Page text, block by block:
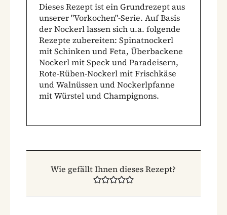
Dieses Rezept ist ein Grundrezept aus
unserer "Vorkochen"-Serie. Auf Basis
der Nockerl lassen sich u.a. folgende
Rezepte zubereiten: Spinatnockerl
mit Schinken und Feta, Überbackene
Nockerl mit Speck und Paradeisern,
Rote-Rüben-Nockerl mit Frischkäse
und Walnüssen undNockerlpfanne
mit Würstel und Champignons.
Wie gefällt Ihnen dieses Rezept?